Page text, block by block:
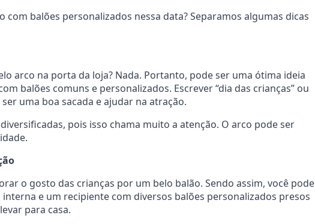
com balões personalizados nessa data? Separamos algumas dicas
arco na porta da loja? Nada. Portanto, pode ser uma ótima ideia
balões comuns e personalizados. Escrever “dia das crianças” ou
uma boa sacada e ajudar na atração.
pois isso chama muito a atenção. O arco pode ser
o gosto das crianças por um belo balão. Sendo assim, você pode
e um recipiente com diversos balões personalizados presos
para casa.